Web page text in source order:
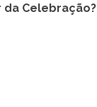
da Celebração?